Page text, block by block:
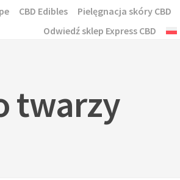
CBD Edibles Pielęgnacja skóry CBD
Odwiedź sklep Express CBD
twarzy